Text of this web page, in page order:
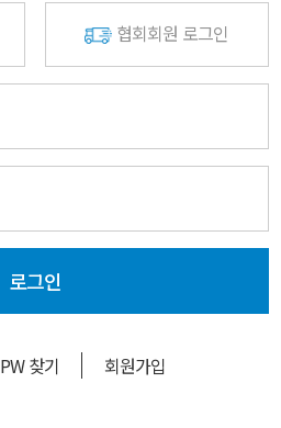
협회회원 로그인
로그인
PW 찾기 회원가입